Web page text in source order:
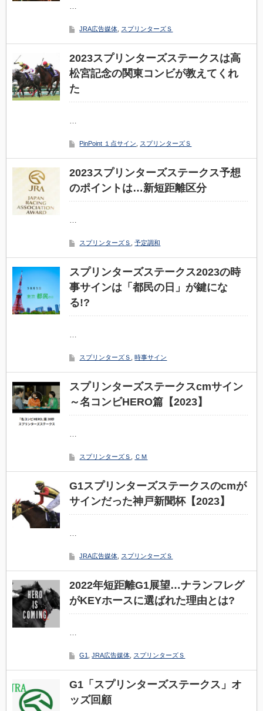
…
JRA広告媒体 スプリンターズＳ
2023スプリンターズステークスは高
松宮記念の関東コンビが教えてくれ
た
…
PinPoint １点サイン スプリンターズＳ
2023スプリンターズステークス予想
のポイントは…新短距離区分
…
スプリンターズＳ ,予定調和
スプリンターズステークス2023の時
事サインは「都民の日」が鍵にな
る!?
…
スプリンターズＳ ,時事サイン
スプリンターズステークスcmサイン
～名コンビHERO篇【2023】
…
スプリンターズＳ ＣＭ
G1スプリンターズステークスのcmが
サインだった神戸新聞杯【2023】
…
JRA広告媒体 スプリンターズＳ
2022年短距離G1展望…ナランフレグ
がKEYホースに選ばれた理由とは?
…
G1 ,JRA広告媒体 スプリンターズＳ
G1「スプリンターズステークス」オ
ッズ回顧